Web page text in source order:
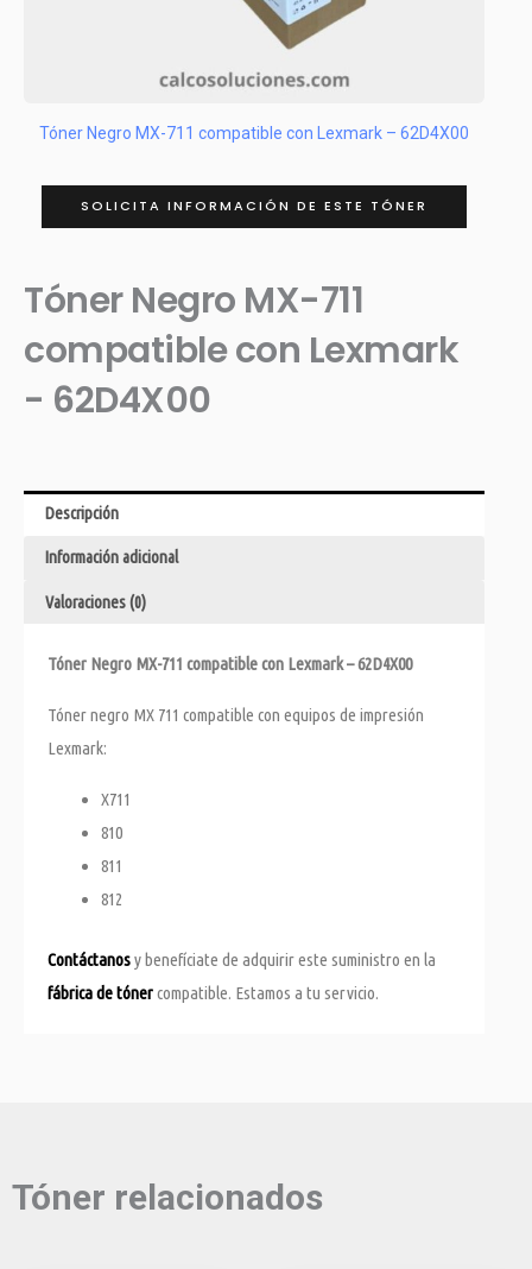
Tóner Negro MX-711 compatible con Lexmark – 62D4X00
SOLICITA INFORMACIÓN DE ESTE TÓNER
Tóner Negro MX-711
compatible con Lexmark
- 62D4X00
Descripción
Información adicional
Valoraciones (0)
Tóner Negro MX-711 compatible con Lexmark – 62D4X00
Tóner negro MX 711 compatible con equipos de impresión
Lexmark:
X711
810
811
812
Contáctanosy benefíciate de adquirir este suministro en la
fábrica de tónercompatible. Estamos a tu servicio.
Tóner relacionados